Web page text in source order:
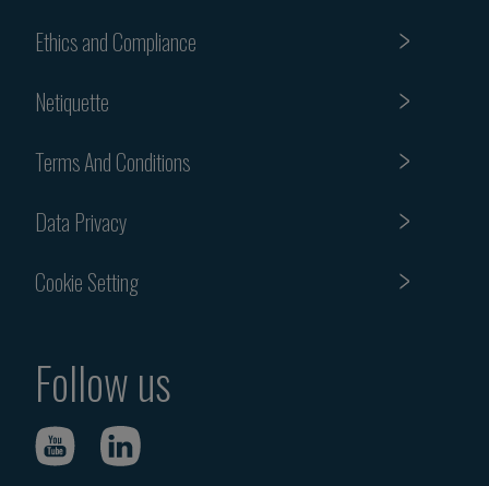
Ethics and Compliance
Netiquette
Terms And Conditions
Data Privacy
Cookie Setting
Follow us